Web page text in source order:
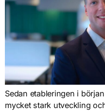
Sedan etableringen i
mycket stark utveckling